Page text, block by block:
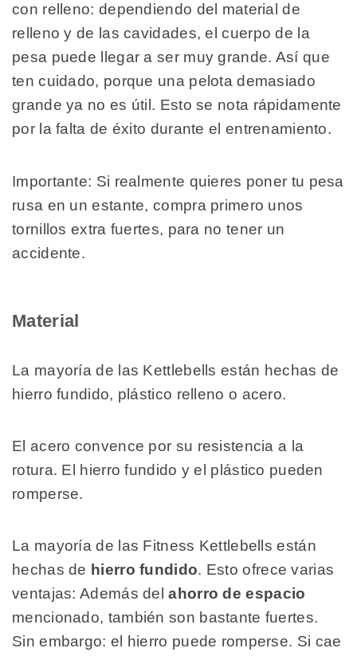
con relleno: dependiendo del material de
relleno y de las cavidades, el cuerpo de la
pesa puede llegar a ser muy grande. Así que
ten cuidado, porque una pelota demasiado
grande ya no es útil. Esto se nota rápidamente
por la falta de éxito durante el entrenamiento.
Importante: Si realmente quieres poner tu pesa
rusa en un estante, compra primero unos
tornillos extra fuertes, para no tener un
accidente.
Material
La mayoría de las Kettlebells están hechas de
hierro fundido, plástico relleno o acero.
El acero convence por su resistencia a la
rotura. El hierro fundido y el plástico pueden
romperse.
La mayoría de las Fitness Kettlebells están
hechas de hierro fundido. Esto ofrece varias
ventajas: Además delahorro de espacio
mencionado, también son bastante fuertes.
Sin embargo: el hierro puede romperse. Si cae